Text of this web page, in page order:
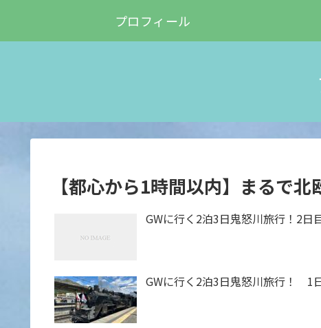
プロフィール
【都心から1時間以内】まるで
GWに行く2泊3日鬼怒川旅行！2日
GWに行く2泊3日鬼怒川旅行！ 1